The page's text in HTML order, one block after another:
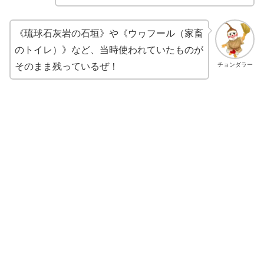
チョンダラー
《琉球石灰岩の石垣》や《ウヮフール（家畜
のトイレ）》など、当時使われていたものが
そのまま残っているぜ！